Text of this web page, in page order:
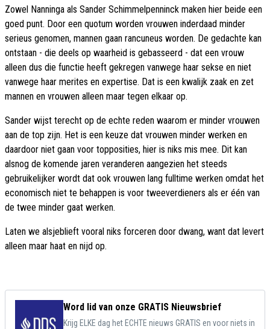
Zowel Nanninga als Sander Schimmelpenninck maken hier beide een
goed punt. Door een quotum worden vrouwen inderdaad minder
serieus genomen, mannen gaan rancuneus worden. De gedachte kan
ontstaan - die deels op waarheid is gebasseerd - dat een vrouw
alleen dus die functie heeft gekregen vanwege haar sekse en niet
vanwege haar merites en expertise. Dat is een kwalijk zaak en zet
mannen en vrouwen alleen maar tegen elkaar op.
Sander wijst terecht op de echte reden waarom er minder vrouwen
aan de top zijn. Het is een keuze dat vrouwen minder werken en
daardoor niet gaan voor topposities, hier is niks mis mee. Dit kan
alsnog de komende jaren veranderen aangezien het steeds
gebruikelijker wordt dat ook vrouwen lang fulltime werken omdat het
economisch niet te behappen is voor tweeverdieners als er één van
de twee minder gaat werken.
Laten we alsjeblieft vooral niks forceren door dwang, want dat levert
alleen maar haat en nijd op.
Word lid van onze GRATIS Nieuwsbrief
Krijg ELKE dag het ECHTE nieuws GRATIS en voor niets in